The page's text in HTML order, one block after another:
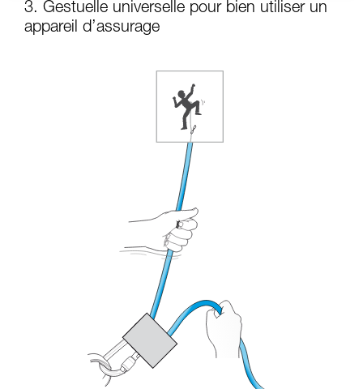
3. Gestuelle universelle pour bien utiliser un
appareil d’assurage